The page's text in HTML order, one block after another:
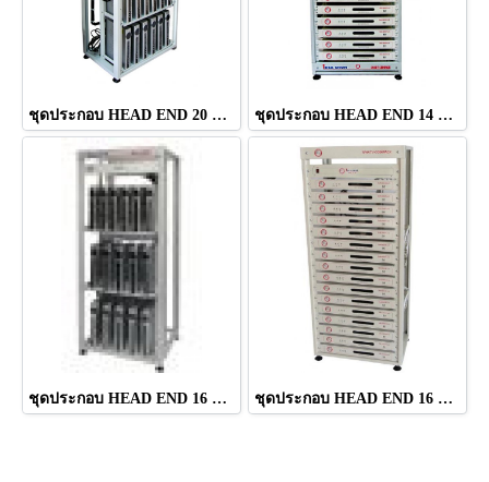
ชุดประกอบ HEAD END 20 CH ยี่ห้อ IDEASAT ชุดประกอบ HEAD END 14 CH (SMA-880 PLUS) ยี่ห้อ IDEASAT
ชุดประกอบ HEAD END 16 CH ยี่ห้อ IDEASAT ชุดประกอบ HEAD END 16 CH (SMA-880 PLUS) ยี่ห้อ IDEASAT